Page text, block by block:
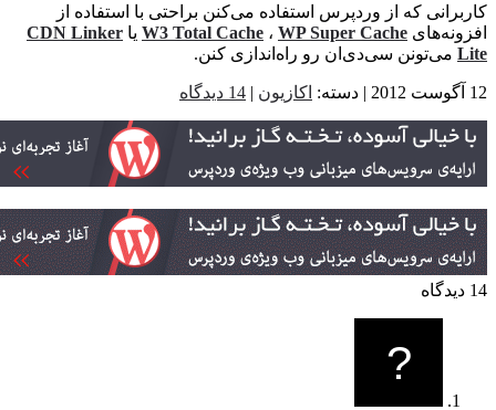
که از وردپرس استفاده می‌کنن براحتی با استفاده از
W3 Total Cache،WP Super Cache یاCDN Linker
می‌تونن سی‌دی‌ان رو راه‌اندازی کنن.
اکازیون| 14 دیدگاه